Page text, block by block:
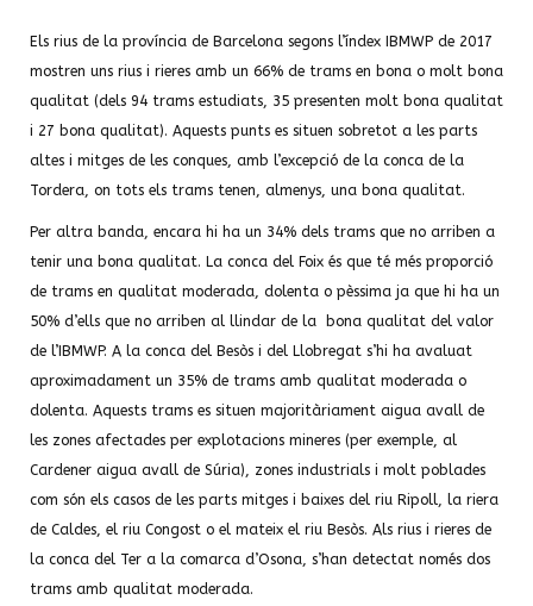
Els rius de la província de Barcelona segons l’índex IBMWP de 2017
mostren uns rius i rieres amb un 66% de trams en bona o molt bona
qualitat (dels 94 trams estudiats, 35 presenten molt bona qualitat
i 27 bona qualitat). Aquests punts es situen sobretot a les parts
altes i mitges de les conques, amb l’excepció de la conca de la
Tordera, on tots els trams tenen, almenys, una bona qualitat.
Per altra banda, encara hi ha un 34% dels trams que no arriben a
tenir una bona qualitat. La conca del Foix és que té més proporció
de trams en qualitat moderada, dolenta o pèssima ja que hi ha un
50% d’ells que no arriben al llindar de la bona qualitat del valor
de l’IBMWP. A la conca del Besòs i del Llobregat s’hi ha avaluat
aproximadament un 35% de trams amb qualitat moderada o
dolenta. Aquests trams es situen majoritàriament aigua avall de
les zones afectades per explotacions mineres (per exemple, al
Cardener aigua avall de Súria), zones industrials i molt poblades
com són els casos de les parts mitges i baixes del riu Ripoll, la riera
de Caldes, el riu Congost o el mateix el riu Besòs. Als rius i rieres de
la conca del Ter a la comarca d’Osona, s’han detectat només dos
trams amb qualitat moderada.